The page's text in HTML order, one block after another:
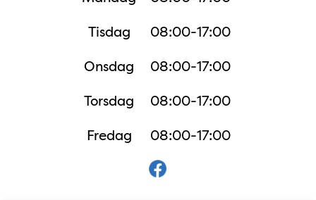
Tisdag
08:00-17:00
Onsdag
08:00-17:00
Torsdag
08:00-17:00
Fredag
08:00-17:00